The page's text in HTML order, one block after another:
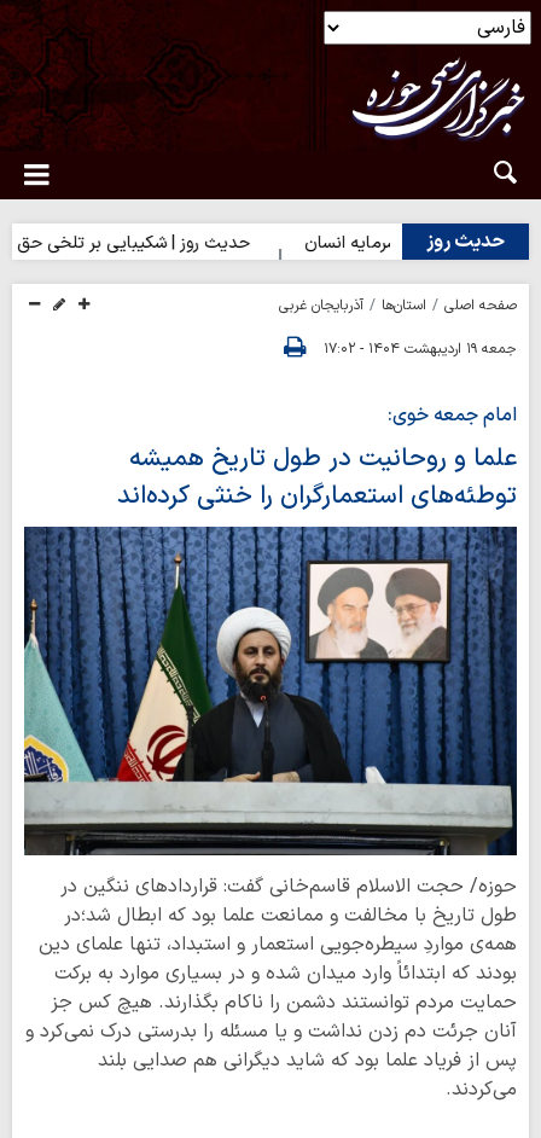
حدیث روز
بهترین سرمایه انسان حدیث روز | شکیبایی بر تلخی حق
صفحه اصلی استان‌ها
آذربایجان غربی
جمعه ۱۹ اردیبهشت ۱۴۰۴ - ۱۷:۰۲
امام جمعه خوی:
علما و روحانیت در طول تاریخ همیشه
توطئه‌های استعمارگران را خنثی کرده‌اند
حوزه/ حجت الاسلام قاسم‌خانی گفت: قراردادهای ننگین در
طول تاریخ با مخالفت و ممانعت علما بود که ابطال شد؛در
همه‌ی مواردِ سیطره‌جویی استعمار و استبداد، تنها علمای دین
بودند که ابتدائاً وارد میدان شده و در بسیاری موارد به برکت
حمایت مردم توانستند دشمن را ناکام بگذارند. هیچ کس جز
آنان جرئت دم زدن نداشت و یا مسئله را بدرستی درک نمی‌کرد و
پس از فریاد علما بود که شاید دیگرانی هم صدایی بلند
می‌کردند.